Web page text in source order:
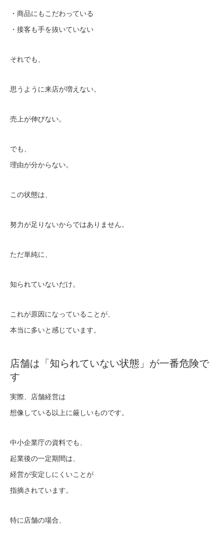
・商品にもこだわっている
・接客も手を抜いていない
それでも、
思うように来店が増えない。
売上が伸びない。
でも、
理由が分からない。
この状態は、
努力が足りないからではありません。
ただ単純に、
知られていないだけ。
これが原因になっていることが、
本当に多いと感じています。
店舗は「知られていない状態」が一番危険で
す
実際、店舗経営は
想像している以上に厳しいものです。
中小企業庁の資料でも、
起業後の一定期間は、
経営が安定しにくいことが
指摘されています。
特に店舗の場合、